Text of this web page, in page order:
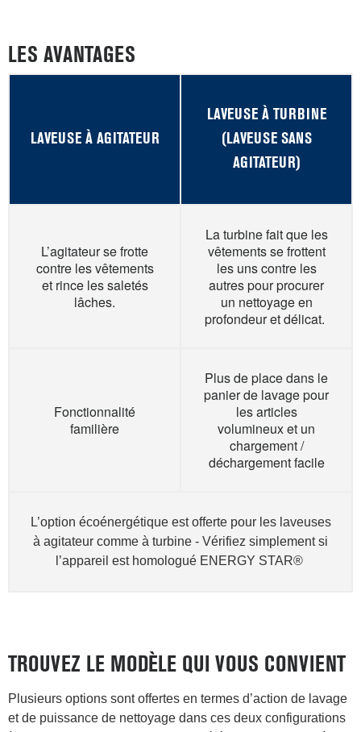
LES AVANTAGES
LAVEUSE À AGITATEUR
LAVEUSE À TURBINE
(LAVEUSE SANS
AGITATEUR)
L’agitateur se frotte
contre les vêtements
et rince les saletés
lâches.
La turbine fait que les
vêtements se frottent
les uns contre les
autres pour procurer
un nettoyage en
profondeur et délicat.
Fonctionnalité
familière
Plus de place dans le
panier de lavage pour
les articles
volumineux et un
chargement /
déchargement facile
L’option écoénergétique est offerte pour les laveuses
à agitateur comme à turbine - Vérifiez simplement si
l’appareil est homologué ENERGY STAR®
TROUVEZ LE MODÈLE QUI VOUS CONVIENT
Plusieurs options sont offertes en termes d’action de lavage
et de puissance de nettoyage dans ces deux configurations